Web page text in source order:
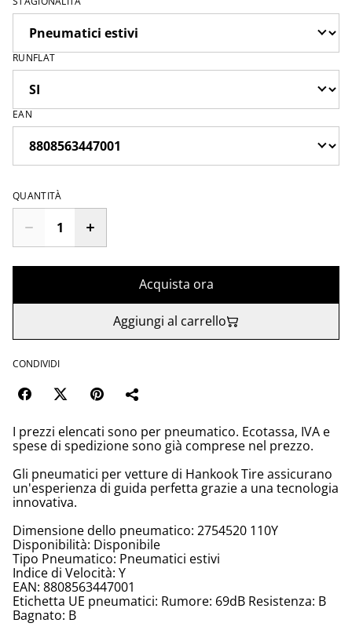
RUNFLAT
EAN
QUANTITÀ
Acquista ora
Aggiungi al carrello
CONDIVIDI
I prezzi elencati sono per pneumatico. Ecotassa, IVA e
spese di spedizione sono già comprese nel prezzo.
Gli pneumatici per vetture di Hankook Tire assicurano
un'esperienza di guida perfetta grazie a una tecnologia
innovativa.
Dimensione dello pneumatico: 2754520 110Y
Disponibilità: Disponibile
Tipo Pneumatico: Pneumatici estivi
Indice di Velocità: Y
EAN: 8808563447001
Etichetta UE pneumatici: Rumore: 69dB Resistenza: B
Bagnato: B